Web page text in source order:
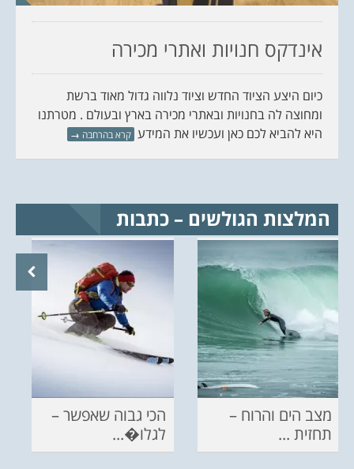
אינדקס חנויות ואתרי מכירה
כיום היצע הציוד החדש וציוד נלווה גדול מאוד ברשת
ומחוצה לה בחנויות ובאתרי מכירה בארץ ובעולם . מטרתנו
היא להביא לכם כאן ועכשיו את המידע קרא בהרחבה →
המלצות הגולשים – כתבות
מצב הים והרוח –
תחזית ...
הכי גבוה שאפשר –
לגלו�...